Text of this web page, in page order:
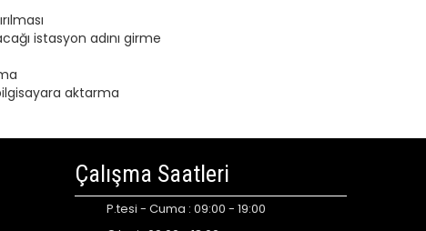
istasyon adını girme
aktarma
Çalışma Saatleri
P.tesi - Cuma : 09:00 - 19:00